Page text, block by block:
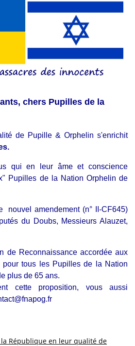
chers Pupilles de la
de Pupille & Orphelin s'enrichit
qui en leur âme et conscience
Pupilles de la Nation Orphelin de
nouvel amendement (n° II-CF645)
du Doubs, Messieurs Alauzet,
de Reconnaissance accordée aux
pour tous les Pupilles de la Nation
plus de 65 ans.
cette proposition, vous aussi
République en leur qualité de